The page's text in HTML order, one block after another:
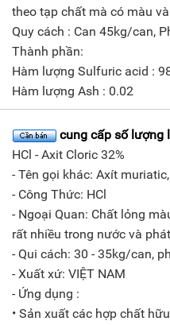
theo tạp chất mà có màu
Quy cách : Can 45kg/can,
Thành phần:
Hàm lượng Sulfuric acid :
Hàm lượng Ash : 0.02
cung cấp số lượng
HCl - Axit Cloric 32%
- Tên gọi khác: Axít
- Công Thức: HCl
- Ngoại Quan: Chất lỏng
rất nhiều trong nước và
- Qui cách: 30 - 35kg/can,
- Xuất xứ: VIỆT NAM
- Ứng dụng :
• Sản xuất các hợp chất